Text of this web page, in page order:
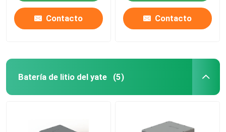
Contacto Contacto
Batería de litio del yate (5)